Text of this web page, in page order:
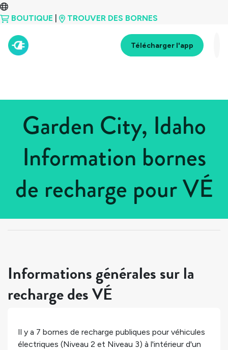
BOUTIQUE TROUVER DES BORNES
Télécharger l'app
Garden City, Idaho
Information bornes
de recharge pour VÉ
États-Unis > Idaho
Informations générales sur la
recharge des VÉ
Il y a 7 bornes de recharge publiques pour véhicules
électriques (Niveau 2 et Niveau 3) à l'intérieur d'un